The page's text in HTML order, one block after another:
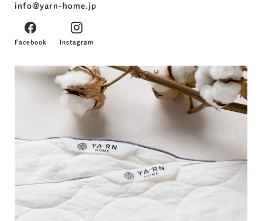
info@yarn-home.jp
Facebook Instagram